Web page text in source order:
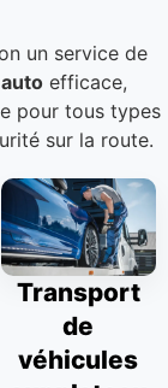
un service de
efficace,
pour tous types
sur la route.
Transport
de
véhicules